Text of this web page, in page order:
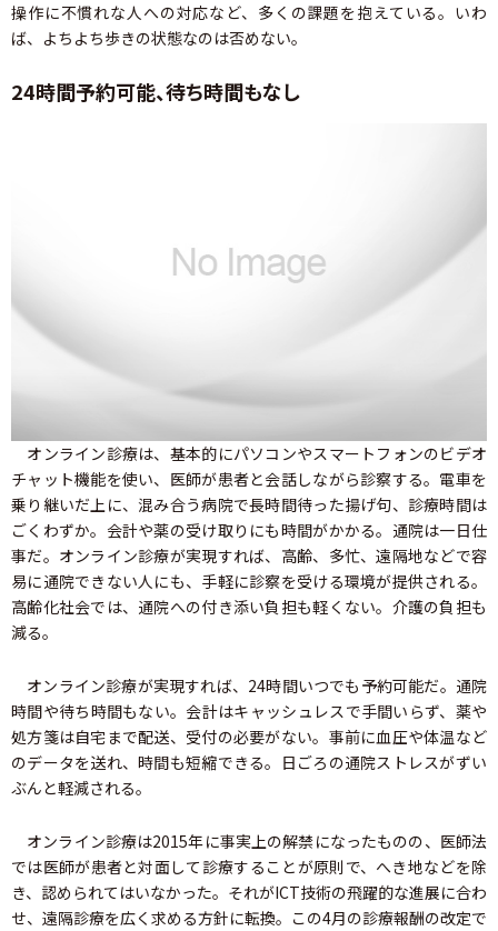
操作に不慣れな人への対応など、多くの課題を抱えている。いわ
ば、よちよち歩きの状態なのは否めない。
24時間予約可能、待ち時間もなし
オンライン診療は、基本的にパソコンやスマートフォンのビデオ
チャット機能を使い、医師が患者と会話しながら診察する。電車を
乗り継いだ上に、混み合う病院で長時間待った揚げ句、診療時間は
ごくわずか。会計や薬の受け取りにも時間がかかる。通院は一日仕
事だ。オンライン診療が実現すれば、高齢、多忙、遠隔地などで容
易に通院できない人にも、手軽に診察を受ける環境が提供される。
高齢化社会では、通院への付き添い負担も軽くない。介護の負担も
減る。
オンライン診療が実現すれば、24時間いつでも予約可能だ。通院
時間や待ち時間もない。会計はキャッシュレスで手間いらず、薬や
処方箋は自宅まで配送、受付の必要がない。事前に血圧や体温など
のデータを送れ、時間も短縮できる。日ごろの通院ストレスがずい
ぶんと軽減される。
オンライン診療は2015年に事実上の解禁になったものの、医師法
では医師が患者と対面して診療することが原則で、へき地などを除
き、認められてはいなかった。それがICT技術の飛躍的な進展に合わ
せ、遠隔診療を広く求める方針に転換。この4月の診療報酬の改定で